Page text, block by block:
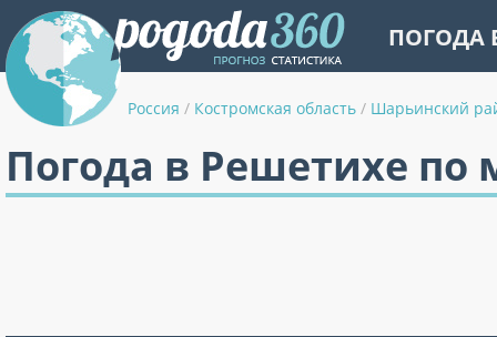
ПОГОДА
Россия / Костромская область / Шарьинский
Погода в Решетихе по